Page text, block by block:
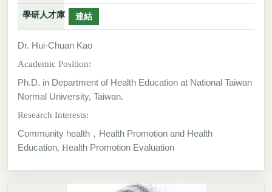
學研人才庫 連結
Dr. Hui-Chuan Kao
Academic Position:
Ph.D. in Department of Health Education at National Taiwan
Normal University, Taiwan.
Research Interests:
Community health，Health Promotion and Health
Education, Health Promotion Evaluation